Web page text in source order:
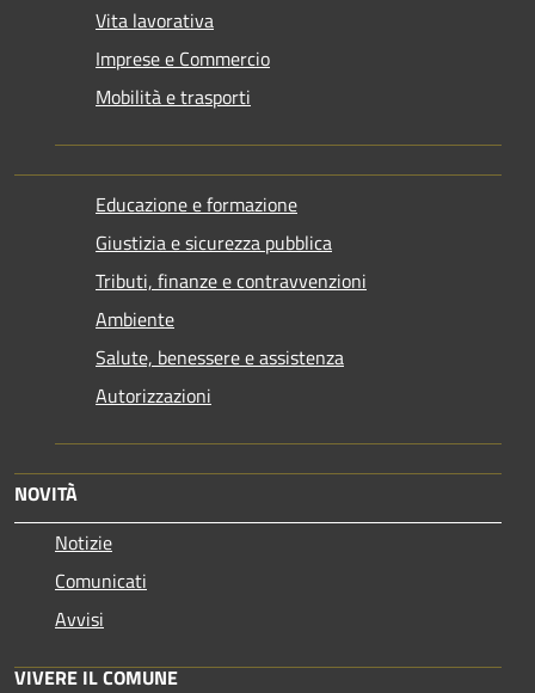
Vita lavorativa
Imprese e Commercio
Mobilità e trasporti
Educazione e formazione
Giustizia e sicurezza pubblica
Tributi, finanze e contravvenzioni
Ambiente
Salute, benessere e assistenza
Autorizzazioni
NOVITÀ
Notizie
Comunicati
Avvisi
VIVERE IL COMUNE